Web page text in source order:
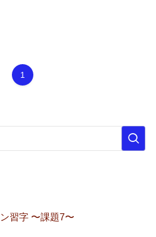
1
習字 〜課題7〜